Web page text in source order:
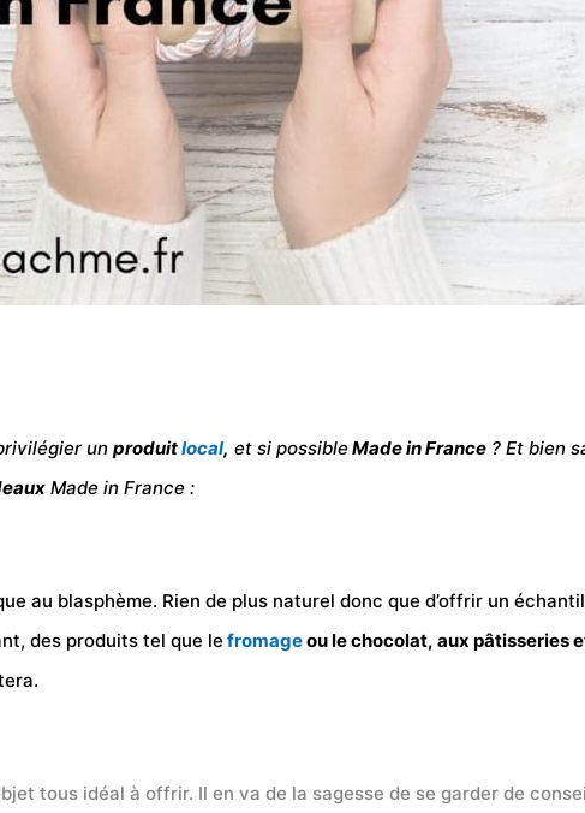
un produitlocal, et si possibleMade in France ? Et bien
Made in France :
au blasphème. Rien de plus naturel donc que d’offrir un
des produits tel que le fromageou le chocolat, aux pâtisseries
tous idéal à offrir. Il en va de la sagesse de se garder de